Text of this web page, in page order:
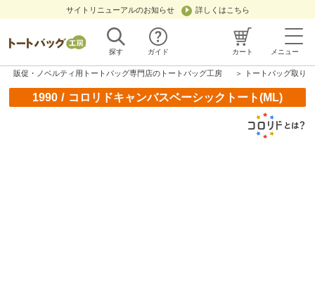
サイトリニューアルのお知らせ 詳しくはこちら
探す ガイド カート メニュー
販促・ノベルティ用トートバッグ専門店のトートバッグ工房 ＞ トートバッグ取り
1990/ コロリドキャンバスベーシックトート(ML)